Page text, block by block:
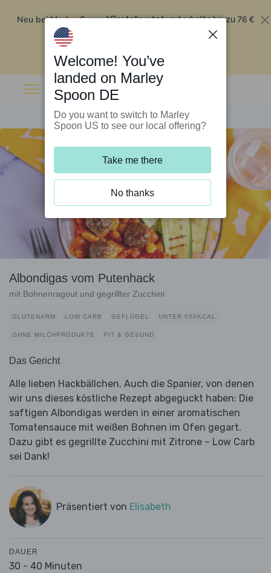
Neu bei Marley Spoon?Bestelle jetzt und erhalte bis zu 76 €
Rabatt auf deine ersten fünf Boxen
Albondigas vom Putenhack
mit Bohnenragout und gegrillter Zucchini
GLUTENARM LOW CARB GEFLÜGEL UNTER 650KCAL
OHNE MILCHPRODUKTE FIT & GESUND
Das Gericht
Alle lieben Hackbällchen. Auch die Spanier, von denen
wir uns dieses köstliche Rezept abgeguckt haben: Die
saftigen Albondigas werden in einer aromatischen
Tomatensauce mit weißen Bohnen im Ofen gegart.
Dazu gibt es gegrillte Zucchini mit Zitrone – Low Carb
sei Dank!
Präsentiert von Elisabeth
DAUER
30 - 40 Minuten
Welcome! You’ve
landed on Marley
Spoon DE
Do you want to switch to Marley
Spoon US to see our local offering?
Take me there
No thanks